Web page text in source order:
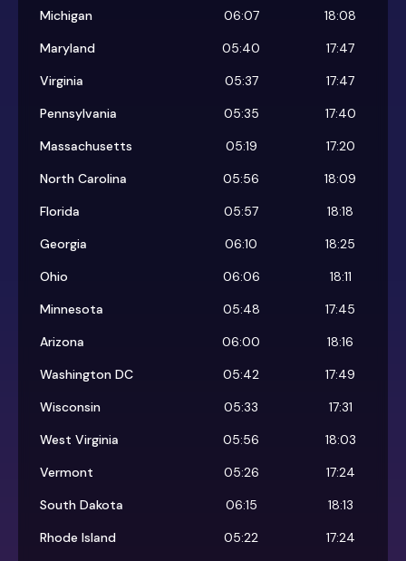
Michigan
06:07
18:08
Maryland
05:40
17:47
Virginia
05:37
17:47
Pennsylvania
05:35
17:40
Massachusetts
05:19
17:20
North Carolina
05:56
18:09
Florida
05:57
18:18
Georgia
06:10
18:25
Ohio
06:06
18:11
Minnesota
05:48
17:45
Arizona
06:00
18:16
Washington DC
05:42
17:49
Wisconsin
05:33
17:31
West Virginia
05:56
18:03
Vermont
05:26
17:24
South Dakota
06:15
18:13
Rhode Island
05:22
17:24